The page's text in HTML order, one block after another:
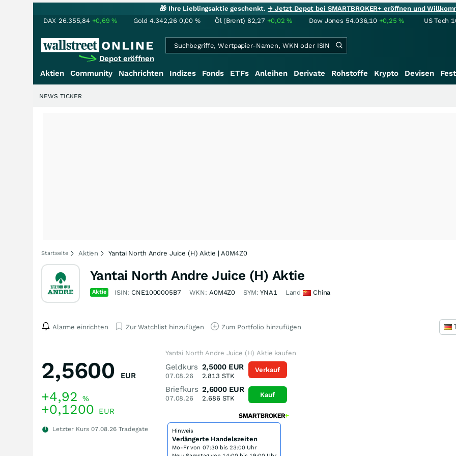
🎁 Ihre Lieblingsaktie geschenkt.→ Jetzt Depot bei SMARTBROKER+ eröffnen und
DAX 26.355,84 +0,69% Gold 4.342,26 0,00 % Öl (Brent) 82,27 +0,02% Dow Jones 54.036,10 +0,25% US Tech
Depot eröffnen
Aktien Community Nachrichten Indizes Fonds ETFs Anleihen Derivate Rohstoffe Krypto Devisen
Saga
NEWS TICKER
Startseite Aktien Yantai North Andre Juice (H) Aktie | A0M4Z0
Yantai North Andre Juice (H) Aktie
Aktie ISIN: CNE1000005B7 WKN: A0M4Z0 SYM:YNA1 Land China
Alarme einrichten Zur Watchlist hinzufügen Zum Portfolio hinzufügen
2,5600 EUR
+4,92 %
+0,1200 EUR
Letzter Kurs 07.08.26 Tradegate
Yantai North Andre Juice (H) Aktie kaufen
Geldkurs
07.08.26
2,5000 EUR
2.813 STK
Briefkurs
07.08.26
2,6000 EUR
2.686STK
Verkauf
Kauf
Hinweis
Verlängerte Handelszeiten
Mo-Fr von 07:30 bis 23:00 Uhr